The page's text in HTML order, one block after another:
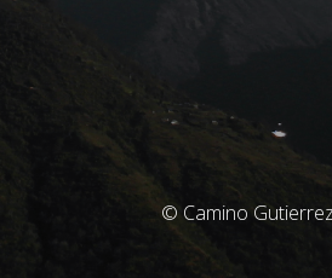
© Camino